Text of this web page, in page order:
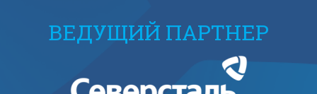
ВЕДУЩИЙ ПАРТНЕР